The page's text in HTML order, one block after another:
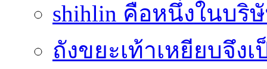
shihlin คือหนึ่งในบริ
ถังขยะเท้าเหยียบจึง